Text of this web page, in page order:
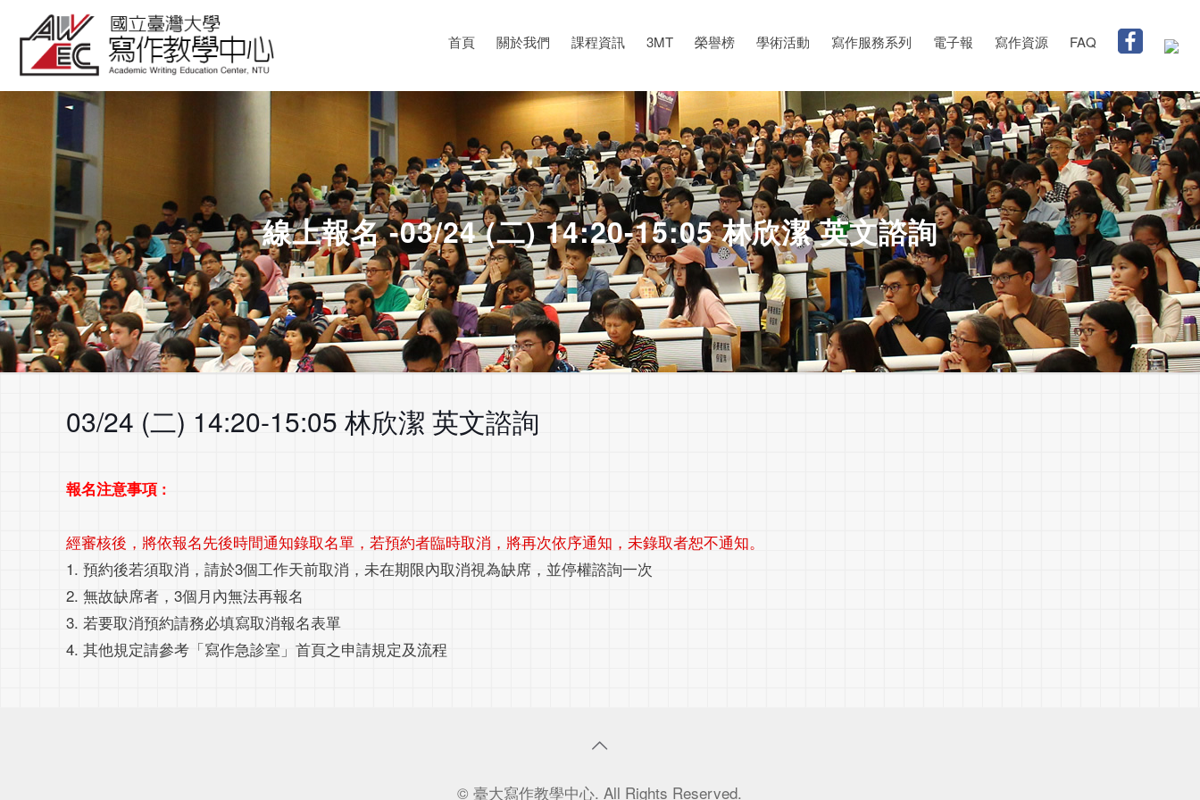
首頁 關於我們 課程資訊 3MT 榮譽榜 學術活動 寫作服務系列 電子報 寫作資源 FAQ
線上報名 -03/24 (二) 14:20-15:05 林欣潔 英文諮詢
03/24 (二) 14:20-15:05 林欣潔 英文諮詢
報名注意事項 :
經審核後，將依報名先後時間通知錄取名單，若預約者臨時取消，將再次依序通知，未錄取者恕不通知。
1. 預約後若須取消，請於3個工作天前取消，未在期限內取消視為缺席，並停權諮詢一次
2. 無故缺席者，3個月內無法再報名
3. 若要取消預約請務必填寫取消報名表單
4. 其他規定請參考「寫作急診室」首頁之申請規定及流程
© 臺大寫作教學中心. All Rights Reserved.